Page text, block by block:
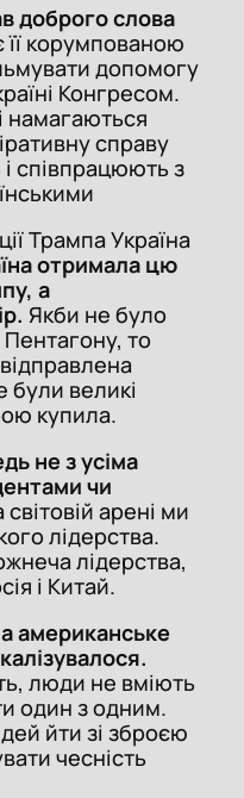
доброго слова
її корумпованою
допомогу
Конгресом.
намагаються
справу
співпрацюють з
Трампа Україна
отримала цю
а
Якби не було
то
були великі
купила.
не з усіма
чи
світовій арені ми
лідерства.
лідерства,
і Китай.
американське
люди не вміють
один з одним.
йти зі зброєю
чесність